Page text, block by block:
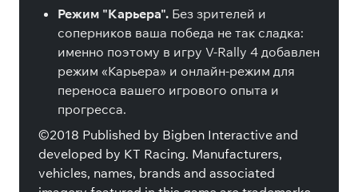
Режим "Карьера". Без зрителей и
соперников ваша победа не так сладка:
именно поэтому в игру V-Rally 4 добавлен
режим «Карьера» и онлайн-режим для
переноса вашего игрового опыта и
прогресса.
©2018 Published by Bigben Interactive and
developed by KT Racing. Manufacturers,
vehicles, names, brands and associated